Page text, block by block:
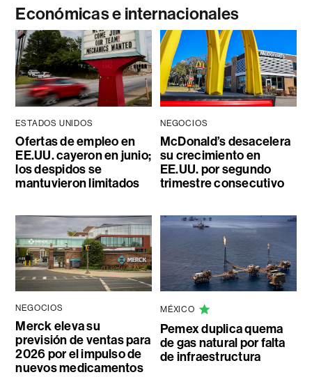
Económicas e internacionales
ESTADOS UNIDOS
Ofertas de empleo en
EE.UU. cayeron en junio;
los despidos se
mantuvieron limitados
NEGOCIOS
McDonald’s desacelera
su crecimiento en
EE.UU. por segundo
trimestre consecutivo
NEGOCIOS
Merck eleva su
previsión de ventas para
2026 por el impulso de
nuevos medicamentos
MÉXICO
Pemex duplica quema
de gas natural por falta
de infraestructura